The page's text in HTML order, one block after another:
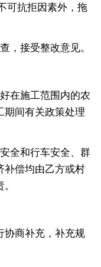
可抗拒因素外，拖
，接受整改意见。
在施工范围内的农
期间有关政策处理
全和行车安全、群
补偿均由乙方或村
协商补充，补充规